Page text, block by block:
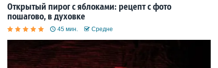
Открытый пирог с яблоками: рецепт с фото
пошагово, в духовке
45 мин. Средне